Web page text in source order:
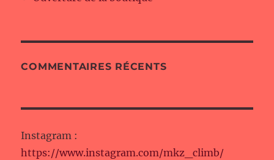
COMMENTAIRES RÉCENTS
Instagram :
https://www.instagram.com/mkz_climb/